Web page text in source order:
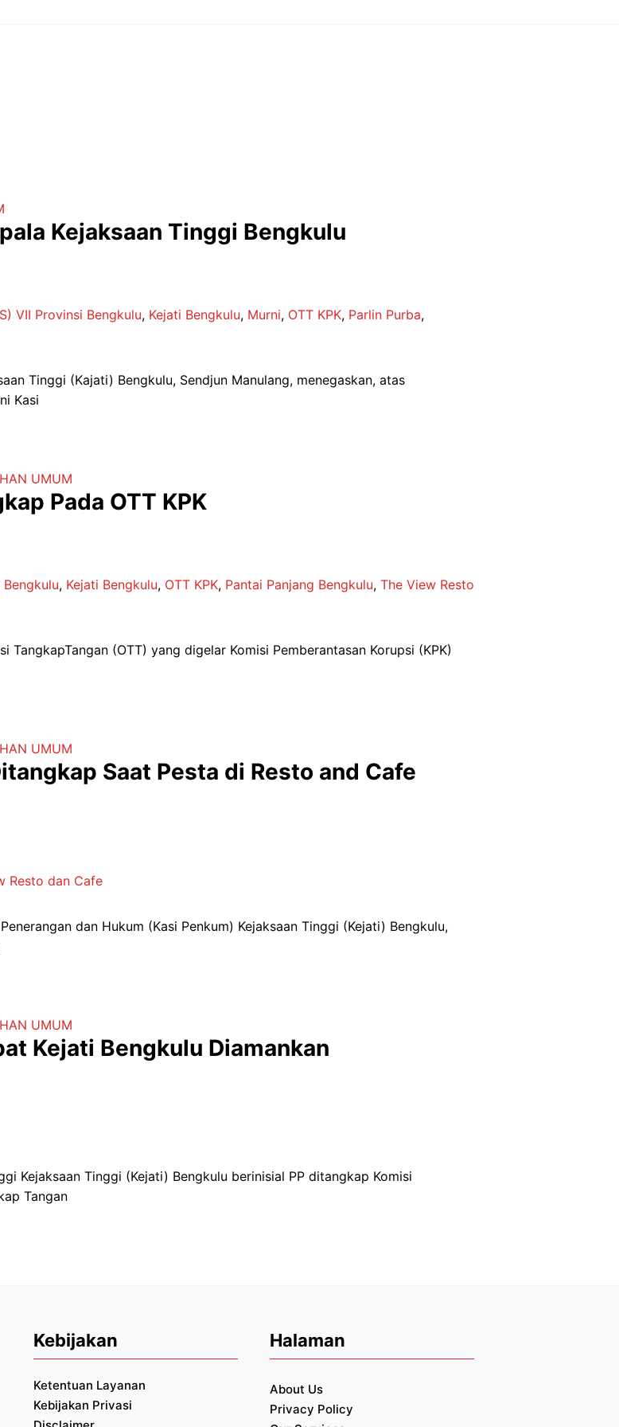
Kejaksaan Tinggi Bengkulu
VII Provinsi Bengkulu, Kejati Bengkulu, Murni, OTT KPK, Parlin Purba,
Tinggi (Kajati) Bengkulu, Sendjun Manulang, menegaskan, atas
Kasi
UMUM
Pada OTT KPK
, Kejati Bengkulu, OTT KPK, Pantai Panjang Bengkulu, The View Resto
TangkapTangan (OTT) yang digelar Komisi Pemberantasan Korupsi (KPK)
UMUM
Saat Pesta di Resto and Cafe
Resto dan Cafe
dan Hukum (Kasi Penkum) Kejaksaan Tinggi (Kejati) Bengkulu,
UMUM
Kejati Bengkulu Diamankan
Kejaksaan Tinggi (Kejati) Bengkulu berinisial PP ditangkap Komisi
Tangan
Kebijakan
Ketentuan Layanan
Kebijakan Privasi
Halaman
About Us
Privacy Policy